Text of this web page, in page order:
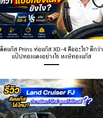
ติดแก๊ส Prins ท่อแก๊ส XD-4 คืออะไร? ดีกว่า
แป๊ปทองแดงอย่างไร หงษ์ทองแก๊ส